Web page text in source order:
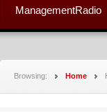
ManagementRadio
Browsing: Home